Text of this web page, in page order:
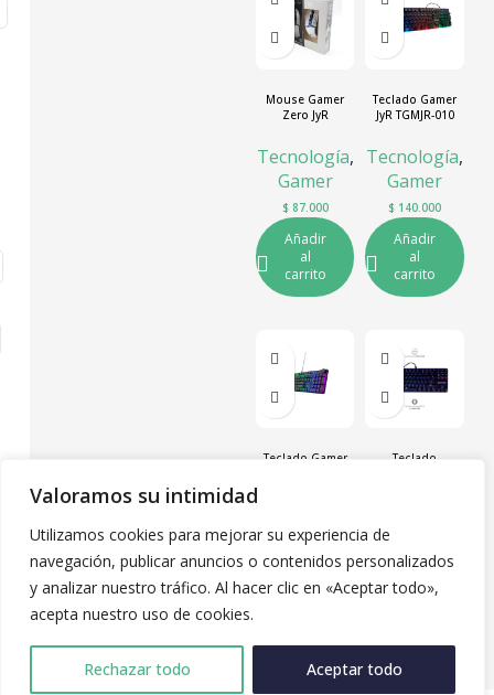
Valoramos su intimidad
Utilizamos cookies para mejorar su experiencia de
navegación, publicar anuncios o contenidos personalizados
y analizar nuestro tráfico. Al hacer clic en «Aceptar todo»,
acepta nuestro uso de cookies.
Rechazar todo Aceptar todo
Mouse Gamer
Zero JyR
Tecnología,
Gamer
$87.000
Añadir
al
carrito
Teclado Gamer
JyR TGMJR-010
Tecnología,
Gamer
$ 140.000
Añadir
al
carrito
Teclado Gamer
Gamer
$300.000
Añadir
Teclado
Gamer
$180.000
Añadir